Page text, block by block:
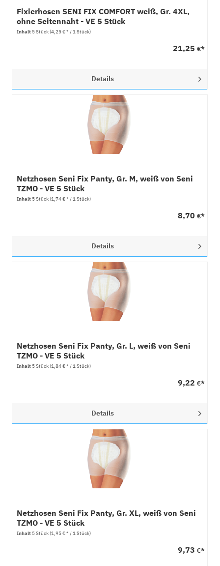
Fixierhosen SENI FIX COMFORT weiß, Gr. 4XL,
ohne Seitennaht - VE 5 Stück
Inhalt 5 Stück(4,25 € * / 1 Stück)
21,25 €*
Details
Netzhosen Seni Fix Panty, Gr. M, weiß von Seni
TZMO - VE 5 Stück
Inhalt 5 Stück(1,74 € * / 1 Stück)
8,70 €*
Details
Netzhosen Seni Fix Panty, Gr. L, weiß von Seni
TZMO - VE 5 Stück
Inhalt 5 Stück(1,84 € * / 1 Stück)
9,22 €*
Details
Netzhosen Seni Fix Panty, Gr. XL, weiß von Seni
TZMO - VE 5 Stück
Inhalt 5 Stück(1,95 € * / 1 Stück)
9,73 €*